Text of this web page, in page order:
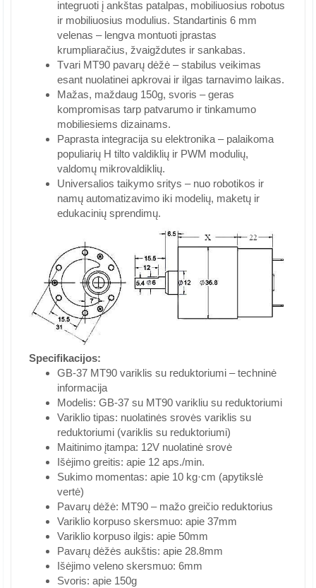
integruoti į ankštas patalpas, mobiliuosius robotus
ir mobiliuosius modulius. Standartinis 6 mm
velenas – lengva montuoti įprastas
krumpliaračius, žvaigždutes ir sankabas.
Tvari MT90 pavarų dėžė – stabilus veikimas
esant nuolatinei apkrovai ir ilgas tarnavimo laikas.
Mažas, maždaug 150g, svoris – geras
kompromisas tarp patvarumo ir tinkamumo
mobiliesiems dizainams.
Paprasta integracija su elektronika – palaikoma
populiarių H tilto valdiklių ir PWM modulių,
valdomų mikrovaldiklių.
Universalios taikymo sritys – nuo ​​robotikos ir
namų automatizavimo iki modelių, maketų ir
edukacinių sprendimų.
Specifikacijos:
GB-37 MT90 variklis su reduktoriumi – techninė
informacija
Modelis: GB-37 su MT90 varikliu su reduktoriumi
Variklio tipas: nuolatinės srovės variklis su
reduktoriumi (variklis su reduktoriumi)
Maitinimo įtampa: 12V nuolatinė srovė
Išėjimo greitis: apie 12 aps./min.
Sukimo momentas: apie 10 kg·cm (apytikslė
vertė)
Pavarų dėžė: MT90 – mažo greičio reduktorius
Variklio korpuso skersmuo: apie 37mm
Variklio korpuso ilgis: apie 50mm
Pavarų dėžės aukštis: apie 28.8mm
Išėjimo veleno skersmuo: 6mm
Svoris: apie 150g